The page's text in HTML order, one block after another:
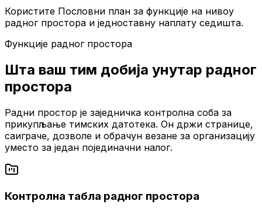
Користите Пословни план за функције на нивоу
радног простора и једноставну наплату седишта.
Функције радног простора
Шта ваш тим добија унутар радног
простора
Радни простор је заједничка контролна соба за
прикупљање тимских датотека. Он држи странице,
саиграче, дозволе и обрачун везане за организацију
уместо за један појединачни налог.
Контролна табла радног простора